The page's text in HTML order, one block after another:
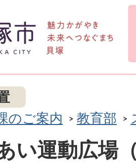
のご案内 教育部
い運動広場